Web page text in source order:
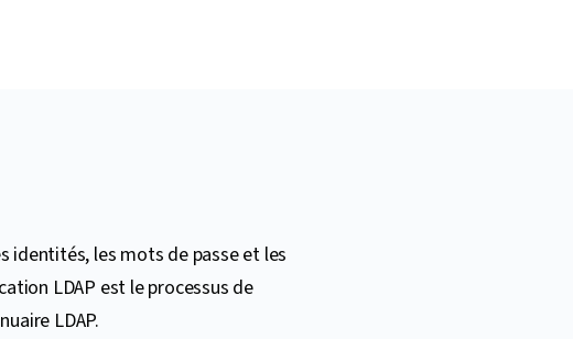
identités, les mots de passe et les
LDAP est le processus de
LDAP.